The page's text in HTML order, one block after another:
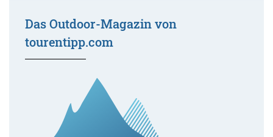
Das Outdoor-Magazin von
tourentipp.com